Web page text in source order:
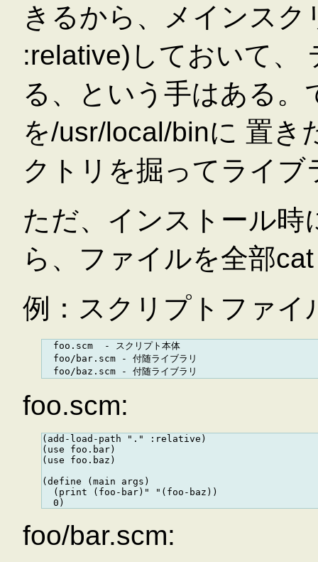
きるから、メインス
:relative)しておいて、
る、という手はある
を/usr/local/binに 置き
クトリを掘ってライ
ただ、インストール
ら、ファイルを全部
例：スクリプトファイ
  foo.scm  - スクリプト本体
  foo/bar.scm - 付随ライブラリ
foo.scm:
(add-load-path "." :relative)
(use foo.bar)
(use foo.baz)
(define (main args)
  (print (foo-bar)" "(foo-baz))
foo/bar.scm: